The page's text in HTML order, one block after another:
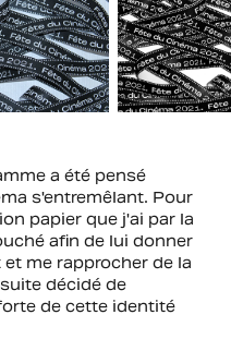
a été pensé
s'entremêlant. Pour
papier que j'ai par la
afin de lui donner
me rapprocher de la
décidé de
de cette identité